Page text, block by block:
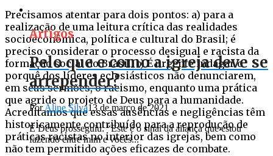
Precisamos atentar para dois pontos: a) para a
realização de uma leitura crítica das realidades
socioeconômica, política e cultural do Brasil; é
preciso considerar o processo desigual e racista da
formação social do Brasil. b) É urgente indagar o
porquê dos líderes eclesiásticos não denunciarem,
em seus sermões, o racismo, enquanto uma prática
que agride o projeto de Deus para a humanidade.
Acreditamos que essas ausências e negligências têm
historicamente contribuído para a reprodução de
práticas racistas no interior das igrejas, bem como
não tem permitido ações eficazes de combate.
Artigos
Pelo que e como a igreja deve se
arrepender?
PorAline Silva13 de março de 2021
E Deus prosseguiu: “Este é o sinal da aliança que estou
fazendo entre mim e vocês...